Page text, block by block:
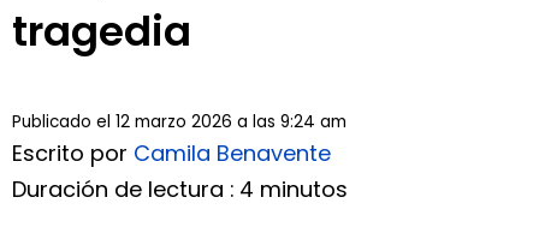
tragedia
Publicado el 12 marzo 2026 a las 9:24 am
Escrito por Camila Benavente
Duración de lectura : 4 minutos